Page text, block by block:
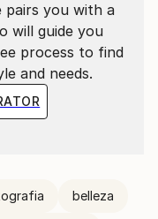
en líneas
(Primer Plano) sin
“ Bosques con
Arte I y II ,
y medios
Luna con
artísticas.
arte, Arquitectos y
pairs you with a
will guide you
process to find
and needs.
belleza